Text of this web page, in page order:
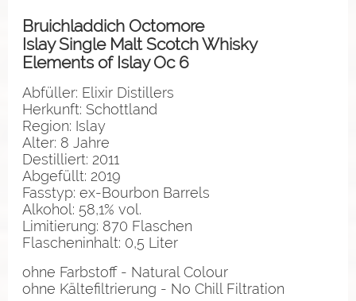
Bruichladdich Octomore
Islay Single Malt Scotch Whisky
Elements of Islay Oc 6
Abfüller: Elixir Distillers
Herkunft: Schottland
Region: Islay
Alter: 8 Jahre
Destilliert: 2011
Abgefüllt: 2019
Fasstyp: ex-Bourbon Barrels
Alkohol: 58,1% vol.
Limitierung: 870 Flaschen
Flascheninhalt: 0,5 Liter
ohne Farbstoff - Natural Colour
ohne Kältefiltrierung - No Chill Filtration